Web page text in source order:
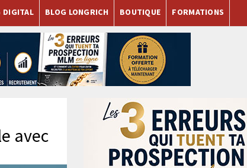
DIGITAL BLOG LONGRICH BOUTIQUE FORMATIONS
avec